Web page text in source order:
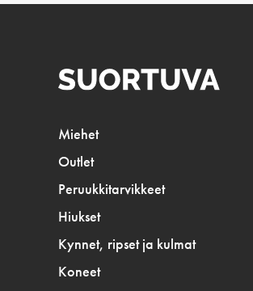
Miehet
Outlet
Peruukkitarvikkeet
Hiukset
Kynnet, ripset ja kulmat
Koneet